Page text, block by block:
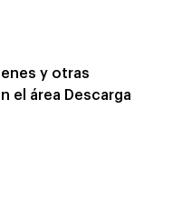
y otras
el área Descarga